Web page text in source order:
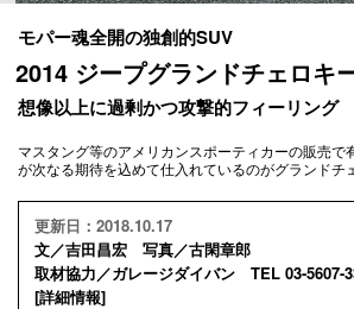
モパー魂全開の独創的SUV
2014 ジープグランドチェロキ
想像以上に過剰かつ攻撃的フィーリング
マスタング等のアメリカンスポーティカーの販売で
が次なる期待を込めて仕入れているのがグランドチ
更新日：2018.10.17
文／吉田昌宏 写真／古閑章郎
取材協力／ガレージダイバン TEL 03-
[詳細情報]